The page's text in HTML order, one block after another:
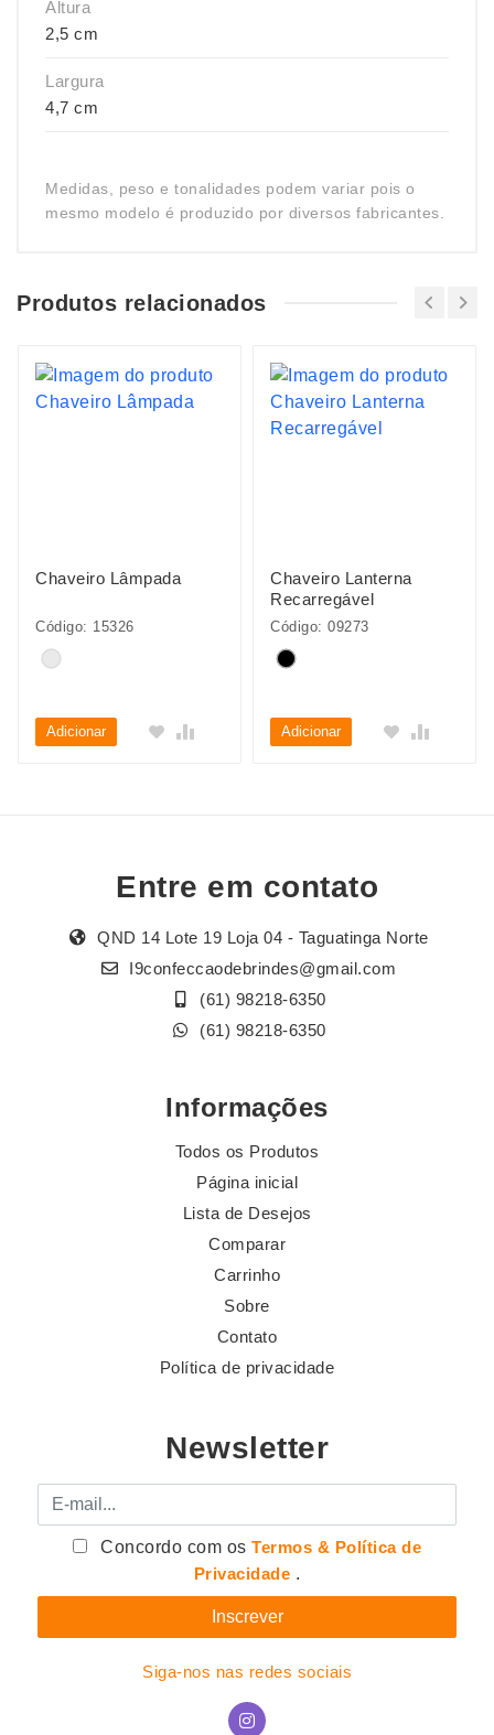
Altura
2,5 cm
Largura
4,7 cm
Medidas, peso e tonalidades podem variar pois o
mesmo modelo é produzido por diversos fabricantes.
Produtos relacionados
Chaveiro Lâmpada
Código: 15326
Adicionar
Chaveiro Lanterna
Recarregável
Código: 09273
Adicionar
Entre em contato
QND 14 Lote 19 Loja 04 - Taguatinga Norte
I9confeccaodebrindes@gmail.com
(61) 98218-6350
(61) 98218-6350
Informações
Todos os Produtos
Página inicial
Lista de Desejos
Comparar
Carrinho
Sobre
Contato
Política de privacidade
Newsletter
E-mail
Concordo com osTermos & Política de
Privacidade .
Siga-nos nas redes sociais